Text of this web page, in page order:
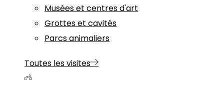
Musées et centres d'art
Grottes et cavités
Parcs animaliers
Toutes les visites